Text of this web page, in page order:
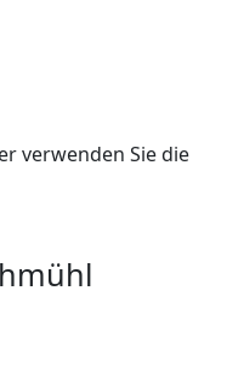
verwenden Sie die